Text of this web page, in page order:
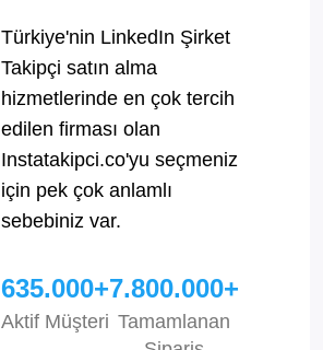
Türkiye'nin LinkedIn Şirket
Takipçi satın alma
hizmetlerinde en çok tercih
edilen firması olan
Instatakipci.co'yu seçmeniz
için pek çok anlamlı
sebebiniz var.
635.000+
Aktif Müşteri
7.800.000+
Tamamlanan